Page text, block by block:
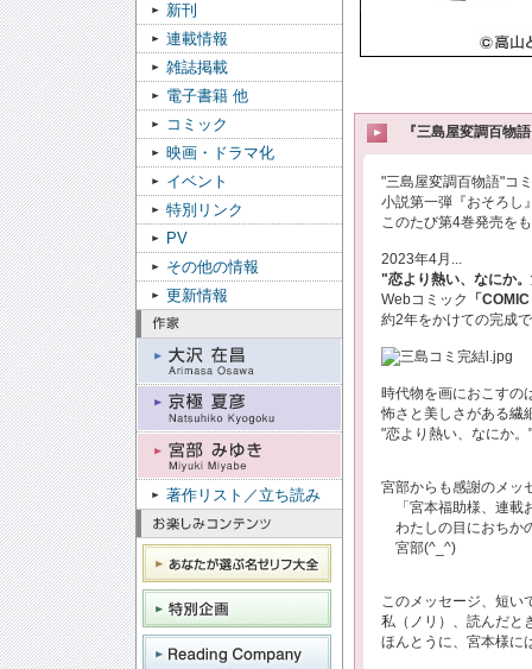
新刊
連載情報
雑誌掲載
電子書籍 他
コミック
映画・ドラマ化
イベント
特別リンク
PV
その他の情報
更新情報
著作リスト／立ち読み
『三島屋変調百物
"三島屋変調百物語"コ
小説第一弾『おそろし
このたび第4巻発売を
2023年4月...
"恋より熱い、なにか
Webコミック
「
約2年をかけての完成
時代物を画におこすの
怖さと美しさがある繊
"恋より熱い、なにか
宮部からも感謝のメッ
「宮本福助様、連載
わたしの目におちか
宮部(^_^)ゞ
このメッセージ、短い
私（ノリ）、読んだと
ほんとうに、宮本様に